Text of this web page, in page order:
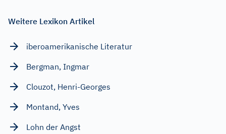
Weitere Lexikon Artikel
iberoamerikanische Literatur
Bergman, Ingmar
Clouzot, Henri-Georges
Montand, Yves
Lohn der Angst